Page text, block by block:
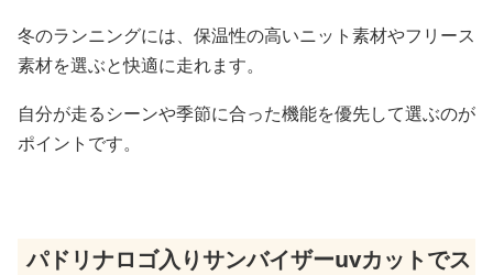
冬のランニングには、保温性の高いニット素材やフリース
素材を選ぶと快適に走れます。
自分が走るシーンや季節に合った機能を優先して選ぶのが
ポイントです。
パドリナロゴ入りサンバイザーuvカットでス